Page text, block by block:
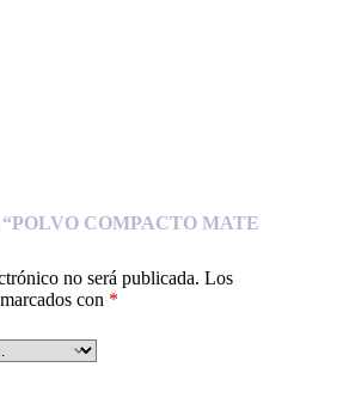
“POLVO COMPACTO MATE
no será publicada. Los
con *